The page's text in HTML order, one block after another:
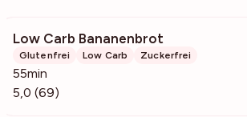
Low Carb Bananenbrot
Glutenfrei Low Carb Zuckerfrei
55min
5,0 (69)